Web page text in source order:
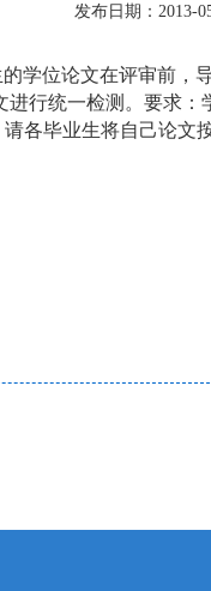
发布日期：2013-
学位论文在评审前，
行统一检测。要求
各毕业生将自己论文